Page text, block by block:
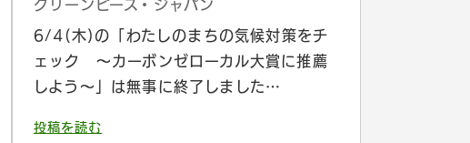
グリーンピース・ジャパン
6/4(木)の「わたしのまちの気候対策をチ
ェック 〜カーボンゼローカル大賞に推薦
しよう〜」は無事に終了しました…
投稿を読む